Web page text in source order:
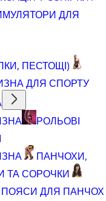
ДЛЯ
ПЕСТОЩІ)
ДЛЯ СПОРТУ
РОЛЬОВІ
ПАНЧОХИ,
ТА СОРОЧКИ
ПОЯСИ ДЛЯ ПАНЧОХ